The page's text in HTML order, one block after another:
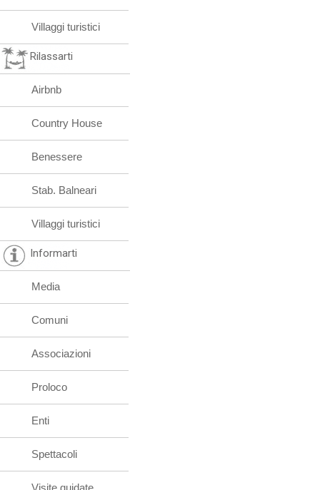
Villaggi turistici
Rilassarti
Airbnb
Country House
Benessere
Stab. Balneari
Villaggi turistici
Informarti
Media
Comuni
Associazioni
Proloco
Enti
Spettacoli
Visite guidate